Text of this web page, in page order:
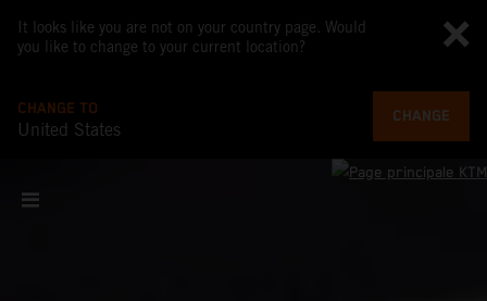
It looks like you are not on your country page. Would
you like to change to your current location?
CHANGE TO
United States
CHANGE